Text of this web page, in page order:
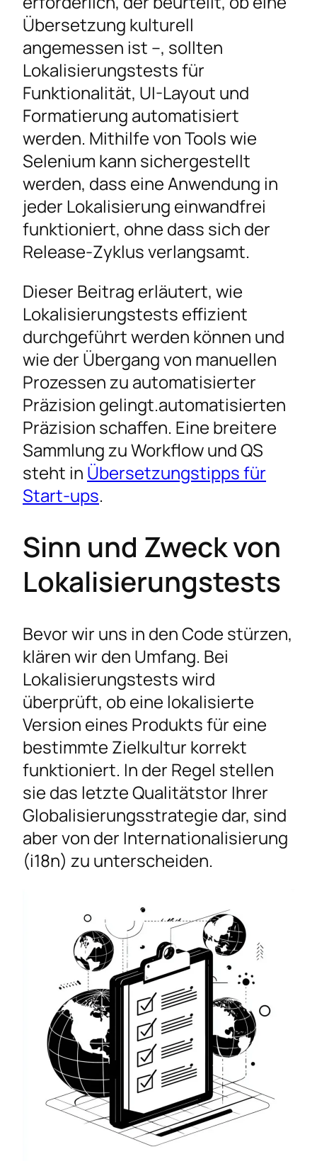
Übersetzung kulturell
angemessen ist –, sollten
Lokalisierungstests für
Funktionalität, UI-Layout und
Formatierung automatisiert
werden. Mithilfe von Tools wie
Selenium kann sichergestellt
werden, dass eine Anwendung in
jeder Lokalisierung einwandfrei
funktioniert, ohne dass sich der
Release-Zyklus verlangsamt.
Dieser Beitrag erläutert, wie
Lokalisierungstests effizient
durchgeführt werden können und
wie der Übergang von manuellen
Prozessen zu automatisierter
Präzision gelingt.automatisierten
Präzision schaffen. Eine breitere
Sammlung zu Workflow und QS
steht in Übersetzungstipps für
Start-ups.
Sinn und Zweck von
Lokalisierungstests
Bevor wir uns in den Code stürzen,
klären wir den Umfang. Bei
Lokalisierungstests wird
überprüft, ob eine lokalisierte
Version eines Produkts für eine
bestimmte Zielkultur korrekt
funktioniert. In der Regel stellen
sie das letzte Qualitätstor Ihrer
Globalisierungsstrategie dar, sind
aber von der Internationalisierung
(i18n) zu unterscheiden.